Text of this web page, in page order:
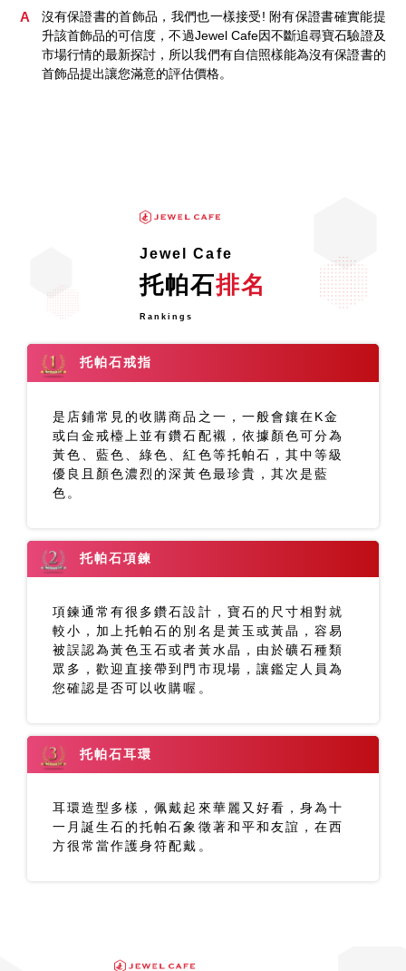
A
沒有保證書的首飾品，我們也一樣接受! 附有保證書確實能提
升該首飾品的可信度，不過Jewel Cafe因不斷追尋寶石驗證及
市場行情的最新探討，所以我們有自信照樣能為沒有保證書的
首飾品提出讓您滿意的評估價格。
Jewel Cafe
托帕石排名
Rankings
托帕石戒指
是店鋪常見的收購商品之一，一般會鑲在K金
或白金戒檯上並有鑽石配襯，依據顏色可分為
黃色、藍色、綠色、紅色等托帕石，其中等級
優良且顏色濃烈的深黃色最珍貴，其次是藍
色。
托帕石項鍊
項鍊通常有很多鑽石設計，寶石的尺寸相對就
較小，加上托帕石的別名是黃玉或黃晶，容易
被誤認為黃色玉石或者黃水晶，由於礦石種類
眾多，歡迎直接帶到門市現場，讓鑑定人員為
您確認是否可以收購喔。
托帕石耳環
耳環造型多樣，佩戴起來華麗又好看，身為十
一月誕生石的托帕石象徵著和平和友誼，在西
方很常當作護身符配戴。